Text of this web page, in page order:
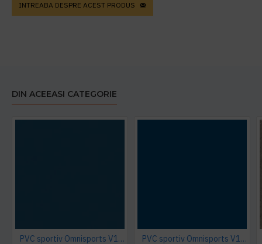
INTREABA DESPRE ACEST PRODUS
DIN ACEEASI CATEGORIE
PVC sportiv Omnisports V120 albastru Night Blue PVC sportiv Omnisports V120 albastru Royal Blue